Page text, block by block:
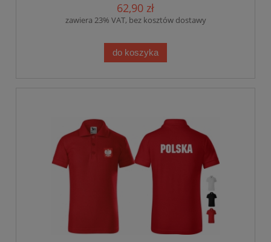
62,90 zł
zawiera 23% VAT, bez kosztów dostawy
do koszyka